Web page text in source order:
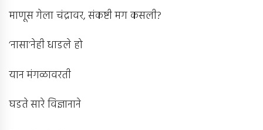
माणूस गेला चंद्रावर, संकष्टी मग कसली?
‘नासा’नेही धाडले हो
यान मंगळावरती
घडते सारे विज्ञानाने